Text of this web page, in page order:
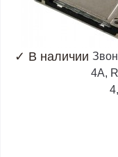
✓ В наличии
4A,